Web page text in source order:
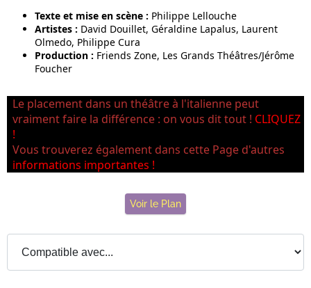
Texte et mise en scène : Philippe Lellouche
Artistes : David Douillet, Géraldine Lapalus, Laurent
Olmedo, Philippe Cura
Production : Friends Zone, Les Grands Théâtres/Jérôme
Foucher
Le placement dans un théâtre à l'italienne peut
vraiment faire la différence : on vous dit tout ! CLIQUEZ
!
Vous trouverez également dans cette Page d'autres
informations importantes !
Voir le Plan